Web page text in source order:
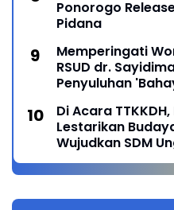
Ponorogo
Pidana
Memperingati
RSUD dr.
Penyuluhan
Di Acara
Lestarikan
Wujudkan SDM